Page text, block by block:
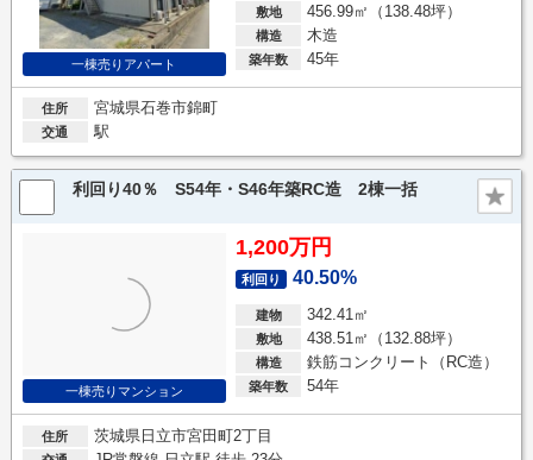
一棟売りアパート
敷地 456.99㎡（138.48坪）
構造 木造
築年数 45年
住所 宮城県石巻市錦町
交通 駅
利回り40％ S54年・S46年築RC造 2棟一括
一棟売りマンション
1,200万円
利回り 40.50%
建物 342.41㎡
敷地 438.51㎡（132.88坪）
構造 鉄筋コンクリート（RC造）
築年数 54年
住所 茨城県日立市宮田町2丁目